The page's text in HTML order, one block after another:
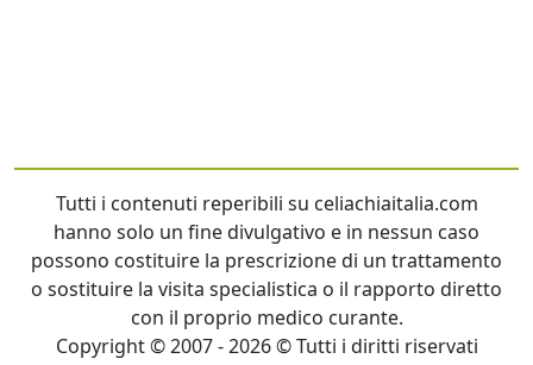
Tutti i contenuti reperibili su celiachiaitalia.com
hanno solo un fine divulgativo e in nessun caso
possono costituire la prescrizione di un trattamento
o sostituire la visita specialistica o il rapporto diretto
con il proprio medico curante.
Copyright © 2007 - 2026 © Tutti i diritti riservati